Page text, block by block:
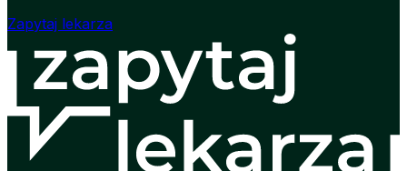
Zapytaj lekarza